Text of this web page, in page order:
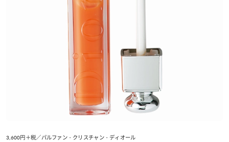
3,600円＋税／パルファン・クリスチャン・ディオール